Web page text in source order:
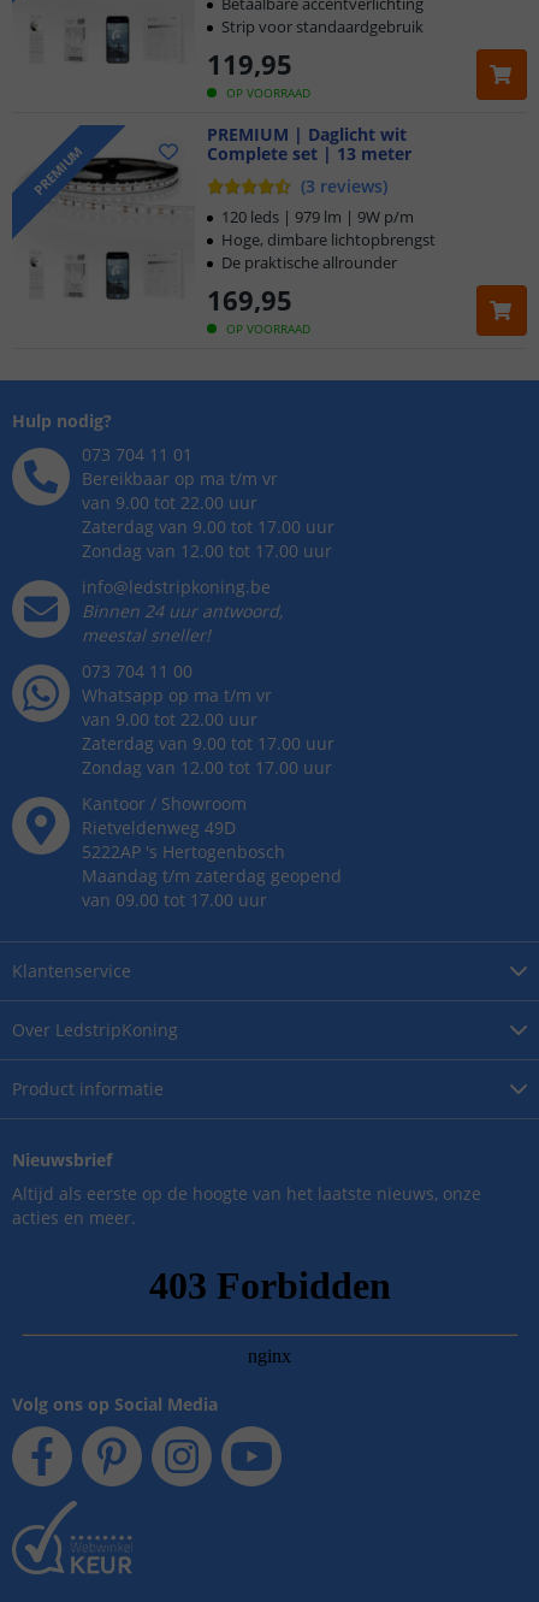
OP VOORRAAD
119,95
Strip voor standaardgebruik
PREMIUM
PREMIUM | Daglicht wit
Complete set | 13 meter
(3 reviews)
OP VOORRAAD
169,95
120 leds | 979 lm | 9W p/m
Hoge, dimbare lichtopbrengst
De praktische allrounder
Over LedstripKoning
Product informatie
Klantenservice
Hulp nodig?
073 704 11 01
Bereikbaar op ma t/m vr
van 9.00 tot 22.00 uur
Zaterdag van 9.00 tot 17.00 uur
Zondag van 12.00 tot 17.00 uur
info@ledstripkoning.be
Binnen 24 uur antwoord,
meestal sneller!
073 704 11 00
Whatsapp op ma t/m vr
van 9.00 tot 22.00 uur
Zaterdag van 9.00 tot 17.00 uur
Zondag van 12.00 tot 17.00 uur
Kantoor / Showroom
Rietveldenweg 49D
5222AP 's Hertogenbosch
Maandag t/m zaterdag geopend
van 09.00 tot 17.00 uur
Nieuwsbrief
Altijd als eerste op de hoogte van het laatste nieuws, onze
acties en meer.
Volg ons op Social Media